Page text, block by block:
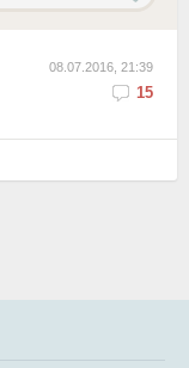
08.07.2016, 21:39
15